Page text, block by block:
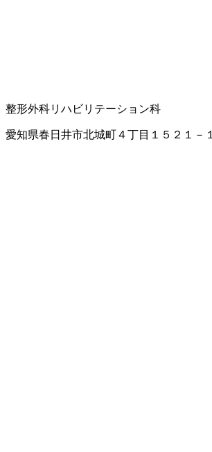
整形外科リハビリテーション科
愛知県春日井市北城町４丁目１５２１－１